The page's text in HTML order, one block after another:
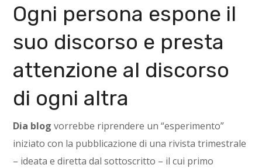
Ogni persona espone il
suo discorso e presta
attenzione al discorso
di ogni altra
Dia blog vorrebbe riprendere un “esperimento”
iniziato con la pubblicazione di una rivista trimestrale
– ideata e diretta dal sottoscritto – il cui primo